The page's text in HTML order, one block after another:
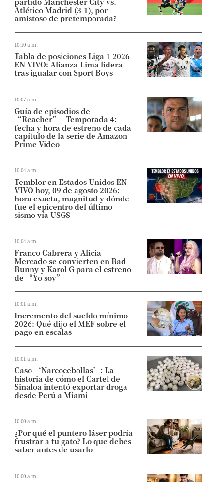
Atlético Madrid (3-1), por
amistoso de pretemporada?
10:10 a.m.
Tabla de posiciones Liga 1 2026
EN VIVO: Alianza Lima lidera
tras igualar con Sport Boys
10:07 a.m.
Guía de episodios de
“Reacher” - Temporada 4:
fecha y hora de estreno de cada
capítulo de la serie de Amazon
Prime Video
10:04 a.m.
Temblor en Estados Unidos EN
VIVO hoy, 09 de agosto 2026:
hora exacta, magnitud y dónde
fue el epicentro del último
sismo vía USGS
10:04 a.m.
Franco Cabrera y Alicia
Mercado se convierten en Bad
Bunny y Karol G para el estreno
de “Yo soy”
10:01 a.m.
Incremento del sueldo mínimo
2026: Qué dijo el MEF sobre el
pago en escalas
10:01 a.m.
Caso ‘Narcocebollas’: La
historia de cómo el Cartel de
Sinaloa intentó exportar droga
desde Perú a Miami
10:00 a.m.
¿Por qué el puntero láser podría
frustrar a tu gato? Lo que debes
saber antes de usarlo
10:00 a.m.